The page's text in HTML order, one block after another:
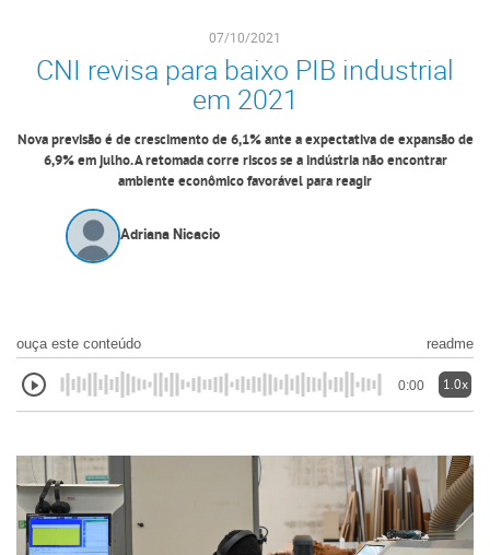
07/10/2021
CNI revisa para baixo PIB industrial
em 2021
Nova previsão é de crescimento de 6,1% ante a expectativa de expansão de
6,9% em julho. A retomada corre riscos se a indústria não encontrar
ambiente econômico favorável para reagir
Adriana Nicacio
ouça este conteúdo readme
0:00 1.0x